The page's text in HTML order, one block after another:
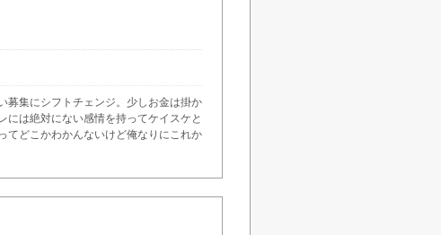
募集にシフトチェンジ。少しお金は掛か
には絶対にない感情を持ってケイスケと
てどこかわかんないけど俺なりにこれか